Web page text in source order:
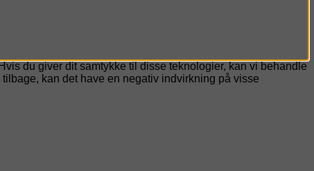
du giver dit samtykke til disse teknologier, kan vi behandle
kan det have en negativ indvirkning på visse